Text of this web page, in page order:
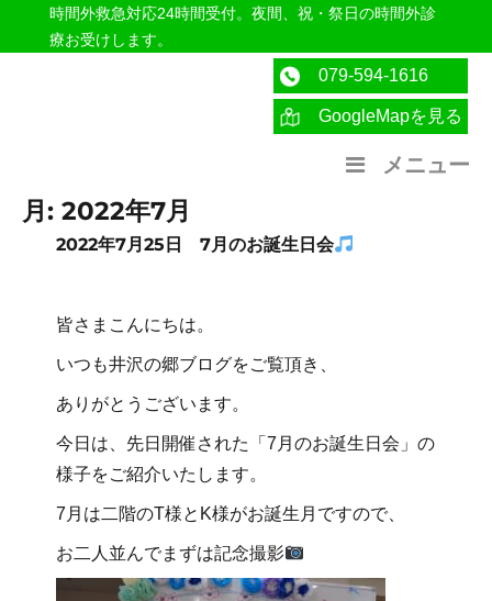
時間外救急対応24時間受付。夜間、祝・祭日の時間外診
療お受けします。
医療法人社団紀洋会 公式サイト
079-594-1616
GoogleMapを見る
メニュー
月: 2022年7月
2022年7月25日 7月のお誕生日会
皆さまこんにちは。
いつも井沢の郷ブログをご覧頂き、
ありがとうございます。
今日は、先日開催された「7月のお誕生日会」の
様子をご紹介いたします。
7月は二階のT様とK様がお誕生月ですので、
お二人並んでまずは記念撮影